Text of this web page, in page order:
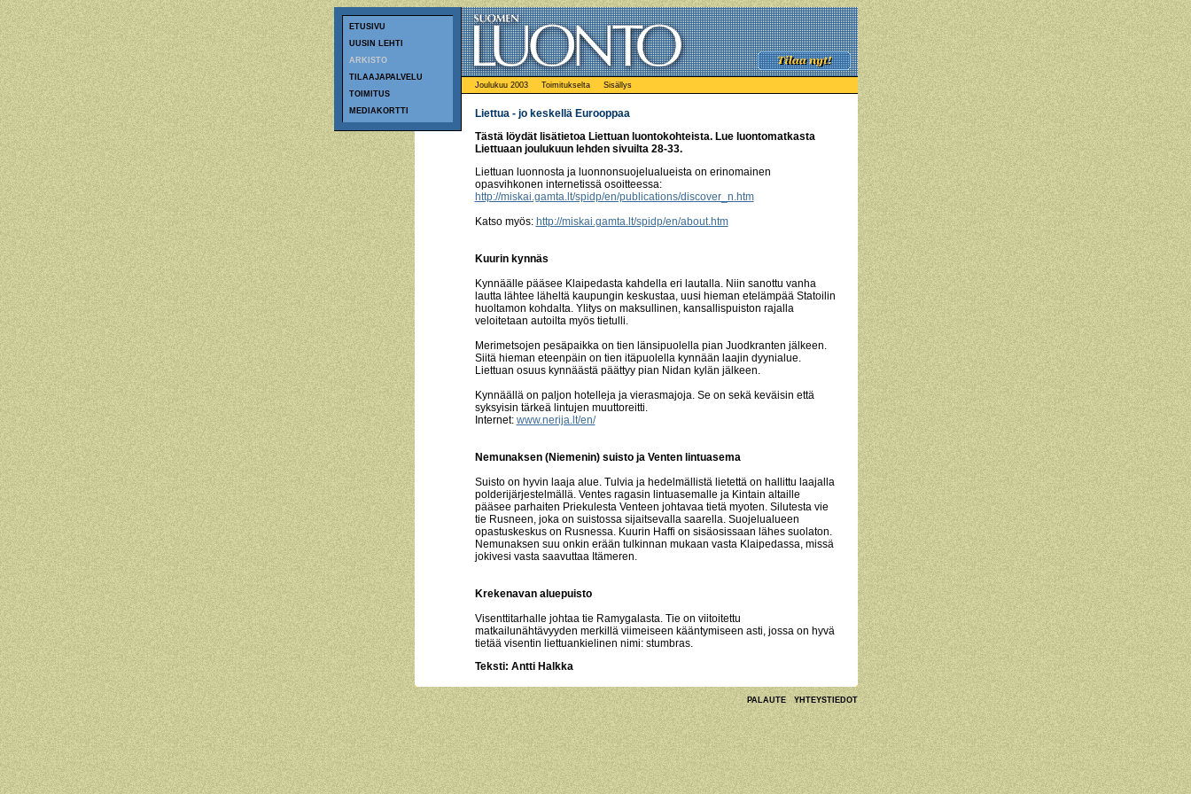
ETUSIVU
UUSIN LEHTI
ARKISTO
TILAAJAPALVELU
TOIMITUS
MEDIAKORTTI
Joulukuu 2003 Toimitukselta Sisällys
Liettua - jo keskellä Eurooppaa
Tästä löydät lisätietoa Liettuan luontokohteista. Lue luontomatkasta
Liettuaan joulukuun lehden sivuilta 28-33.
Liettuan luonnosta ja luonnonsuojelualueista on erinomainen
opasvihkonen internetissä osoitteessa:
http://miskai.gamta.lt/spidp/en/publications/discover_n.htm
Katso myös: http://miskai.gamta.lt/spidp/en/about.htm
Kuurin kynnäs
Kynnäälle pääsee Klaipedasta kahdella eri lautalla. Niin sanottu vanha
lautta lähtee läheltä kaupungin keskustaa, uusi hieman etelämpää Statoilin
huoltamon kohdalta. Ylitys on maksullinen, kansallispuiston rajalla
veloitetaan autoilta myös tietulli.
Merimetsojen pesäpaikka on tien länsipuolella pian Juodkranten jälkeen.
Siitä hieman eteenpäin on tien itäpuolella kynnään laajin dyynialue.
Liettuan osuus kynnäästä päättyy pian Nidan kylän jälkeen.
Kynnäällä on paljon hotelleja ja vierasmajoja. Se on sekä keväisin että
syksyisin tärkeä lintujen muuttoreitti.
Internet: www.nerija.lt/en/
Nemunaksen (Niemenin) suisto ja Venten lintuasema
Suisto on hyvin laaja alue. Tulvia ja hedelmällistä lietettä on hallittu laajalla
polderijärjestelmällä. Ventes ragasin lintuasemalle ja Kintain altaille
pääsee parhaiten Priekulesta Venteen johtavaa tietä myoten. Silutesta vie
tie Rusneen, joka on suistossa sijaitsevalla saarella. Suojelualueen
opastuskeskus on Rusnessa. Kuurin Haffi on sisäosissaan lähes suolaton.
Nemunaksen suu onkin erään tulkinnan mukaan vasta Klaipedassa, missä
jokivesi vasta saavuttaa Itämeren.
Krekenavan aluepuisto
Visenttitarhalle johtaa tie Ramygalasta. Tie on viitoitettu
matkailunähtävyyden merkillä viimeiseen kääntymiseen asti, jossa on hyvä
tietää visentin liettuankielinen nimi: stumbras.
Teksti: Antti Halkka
PALAUTE YHTEYSTIEDOT